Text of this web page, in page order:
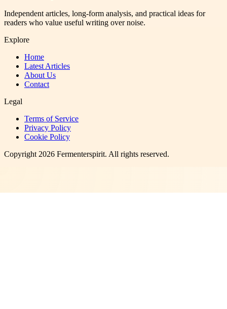
Independent articles, long-form analysis, and practical ideas for
readers who value useful writing over noise.
Explore
Home
Latest Articles
About Us
Contact
Legal
Terms of Service
Privacy Policy
Cookie Policy
Copyright2026 Fermenterspirit. All rights reserved.